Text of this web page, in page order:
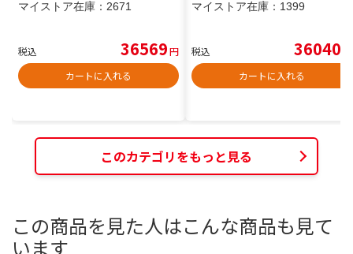
マイストア在庫： 2671
税込 36569円
カートに入れる
マイストア在庫： 1399
税込 36040
カートに入れる
このカテゴリをもっと見る
この商品を見た人はこんな商品も見て
います